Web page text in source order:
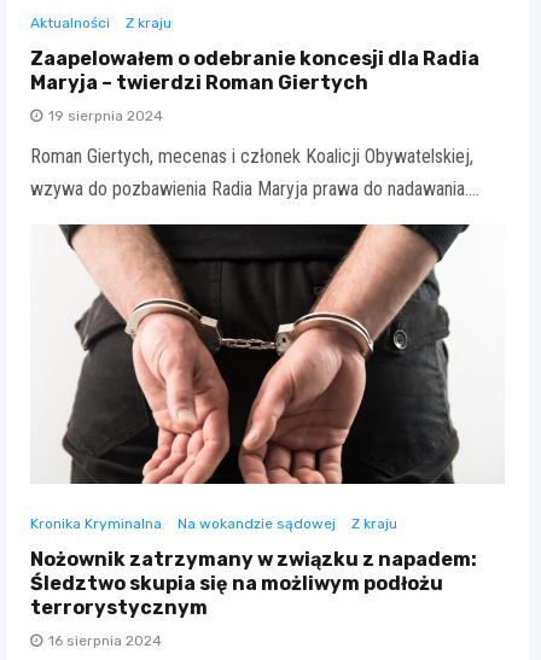
Aktualności Z kraju
Zaapelowałem o odebranie koncesji dla Radia
Maryja – twierdzi Roman Giertych
19 sierpnia 2024
Roman Giertych, mecenas i członek Koalicji Obywatelskiej,
wzywa do pozbawienia Radia Maryja prawa do nadawania.…
Kronika Kryminalna Na wokandzie sądowej Z kraju
Nożownik zatrzymany w związku z napadem:
Śledztwo skupia się na możliwym podłożu
terrorystycznym
16 sierpnia 2024